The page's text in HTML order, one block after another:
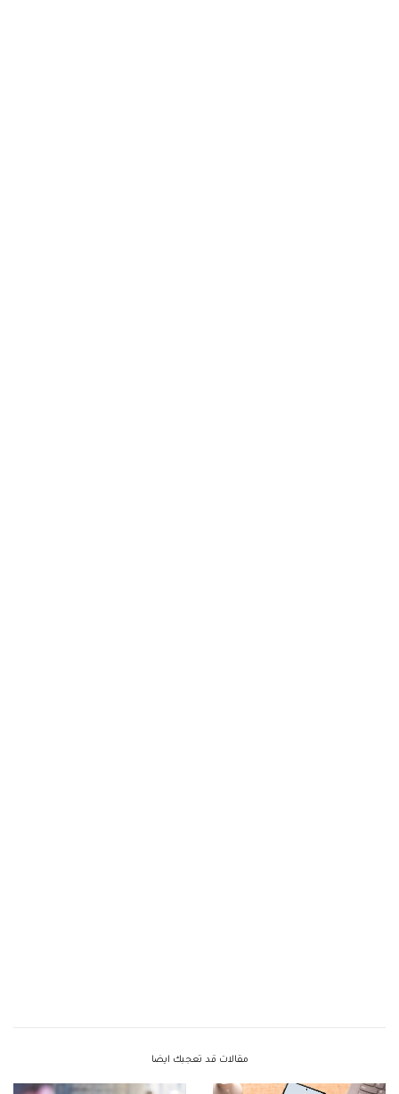
مقالات قد تعجبك ايضا